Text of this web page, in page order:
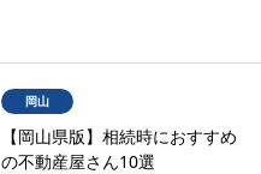
岡山
【岡山県版】相続時におすすめ
の不動産屋さん10選